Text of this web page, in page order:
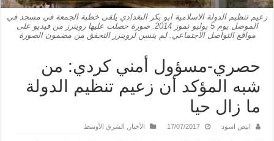
زعيم تنظيم الدولة الاسلامية ابو بكر البغدادي يلقى خطبة الجمعة في مسجد في
الموصل يوم 5 يوليو تموز 2014. صورة حصلت عليها رويترز من فيديو على
مواقع التواصل الاجتماعي. لم يتسن لرويترز التحقق من مضمون الصورة
حصري-مسؤول أمني كردي: من
شبه المؤكد أن زعيم تنظيم الدولة
ما زال حيا
ابيض اسود 17/07/2017 الأخبار الشرق الأوسط